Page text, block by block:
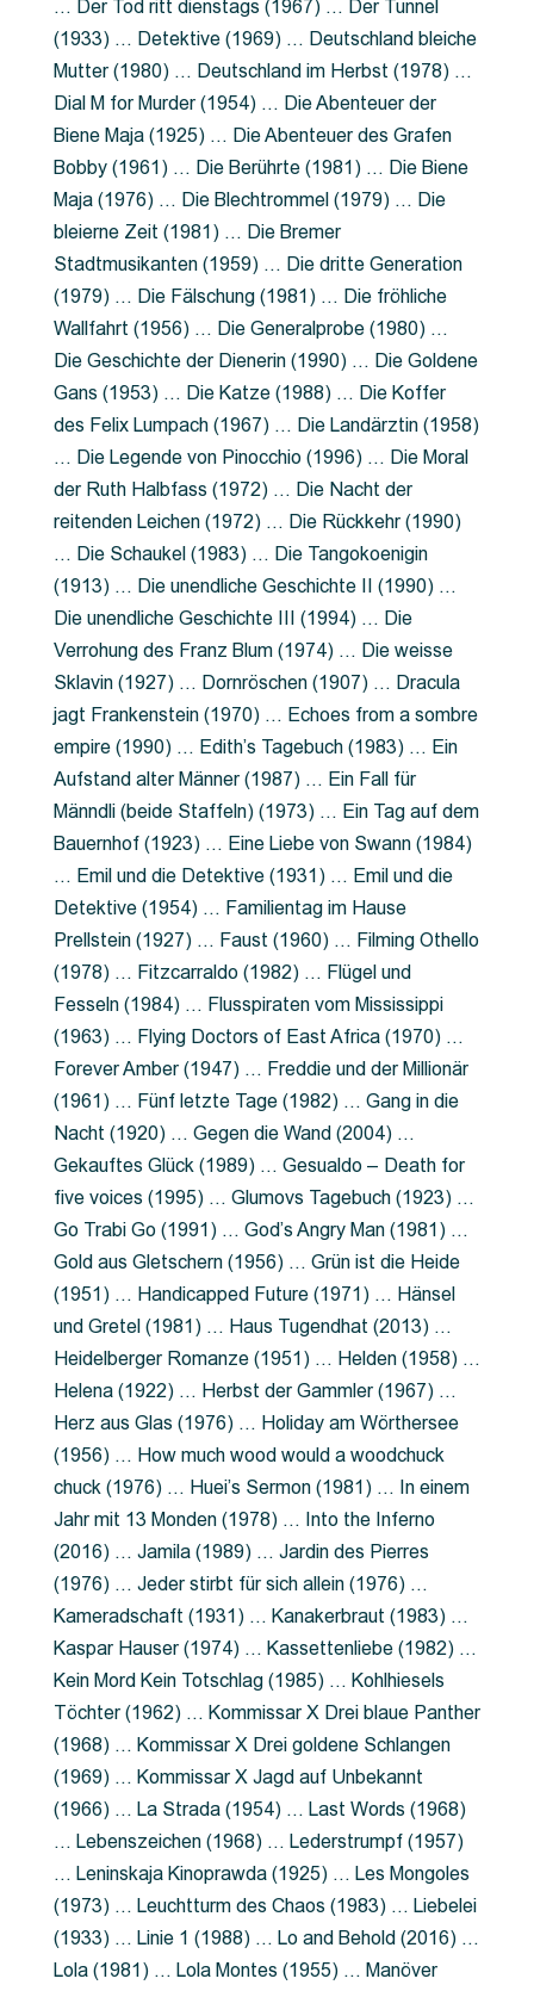
… Der Tod ritt dienstags (1967) … Der Tunnel
(1933) … Detektive (1969) … Deutschland bleiche
Mutter (1980) … Deutschland im Herbst (1978) …
Dial M for Murder (1954) … Die Abenteuer der
Biene Maja (1925) … Die Abenteuer des Grafen
Bobby (1961) … Die Berührte (1981) … Die Biene
Maja (1976) … Die Blechtrommel (1979) … Die
bleierne Zeit (1981) … Die Bremer
Stadtmusikanten (1959) … Die dritte Generation
(1979) … Die Fälschung (1981) … Die fröhliche
Wallfahrt (1956) … Die Generalprobe (1980) …
Die Geschichte der Dienerin (1990) … Die Goldene
Gans (1953) … Die Katze (1988) … Die Koffer
des Felix Lumpach (1967) … Die Landärztin (1958)
… Die Legende von Pinocchio (1996) … Die Moral
der Ruth Halbfass (1972) … Die Nacht der
reitenden Leichen (1972) … Die Rückkehr (1990)
… Die Schaukel (1983) … Die Tangokoenigin
(1913) … Die unendliche Geschichte II (1990) …
Die unendliche Geschichte III (1994) … Die
Verrohung des Franz Blum (1974) … Die weisse
Sklavin (1927) … Dornröschen (1907) … Dracula
jagt Frankenstein (1970) … Echoes from a sombre
empire (1990) … Edith’s Tagebuch (1983) … Ein
Aufstand alter Männer (1987) … Ein Fall für
Männdli (beide Staffeln) (1973) … Ein Tag auf dem
Bauernhof (1923) … Eine Liebe von Swann (1984)
… Emil und die Detektive (1931) … Emil und die
Detektive (1954) … Familientag im Hause
Prellstein (1927) … Faust (1960) … Filming Othello
(1978) … Fitzcarraldo (1982) … Flügel und
Fesseln (1984) … Flusspiraten vom Mississippi
(1963) … Flying Doctors of East Africa (1970) …
Forever Amber (1947) … Freddie und der Millionär
(1961) … Fünf letzte Tage (1982) … Gang in die
Nacht (1920) … Gegen die Wand (2004) …
Gekauftes Glück (1989) … Gesualdo – Death for
five voices (1995) … Glumovs Tagebuch (1923) …
Go Trabi Go (1991) … God’s Angry Man (1981) …
Gold aus Gletschern (1956) … Grün ist die Heide
(1951) … Handicapped Future (1971) … Hänsel
und Gretel (1981) … Haus Tugendhat (2013) …
Heidelberger Romanze (1951) … Helden (1958) …
Helena (1922) … Herbst der Gammler (1967) …
Herz aus Glas (1976) … Holiday am Wörthersee
(1956) … How much wood would a woodchuck
chuck (1976) … Huei’s Sermon (1981) … In einem
Jahr mit 13 Monden (1978) … Into the Inferno
(2016) … Jamila (1989) … Jardin des Pierres
(1976) … Jeder stirbt für sich allein (1976) …
Kameradschaft (1931) … Kanakerbraut (1983) …
Kaspar Hauser (1974) … Kassettenliebe (1982) …
Kein Mord Kein Totschlag (1985) … Kohlhiesels
Töchter (1962) … Kommissar X Drei blaue Panther
(1968) … Kommissar X Drei goldene Schlangen
(1969) … Kommissar X Jagd auf Unbekannt
(1966) … La Strada (1954) … Last Words (1968)
… Lebenszeichen (1968) … Lederstrumpf (1957)
… Leninskaja Kinoprawda (1925) … Les Mongoles
(1973) … Leuchtturm des Chaos (1983) … Liebelei
(1933) … Linie 1 (1988) … Lo and Behold (2016) …
Lola (1981) … Lola Montes (1955) … Manöver